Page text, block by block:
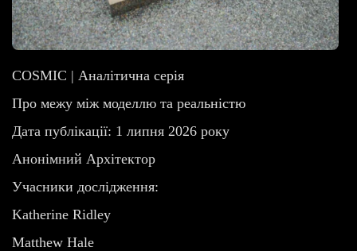
COSMIC | Аналітична серія
Про межу між моделлю та реальністю
Дата публікації: 1 липня 2026 року
Анонімний Архітектор
Учасники дослідження:
Katherine Ridley
Matthew Hale